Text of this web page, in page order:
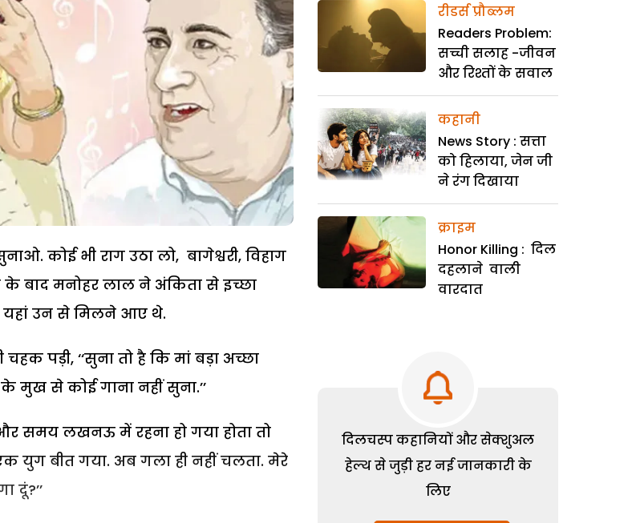
कोई भी राग उठा लो, बागेश्वरी, विहाग
बाद मनोहर लाल ने अंकिता से इच्छा
यहां उन से मिलने आए थे.
पड़ी, ‘‘सुना तो है कि मां बड़ा अच्छा
मुख से कोई गाना नहीं सुना.’’
समय लखनऊ में रहना हो गया होता तो
युग बीत गया. अब गला ही नहीं चलता. मेरे
दूं?’’
रीडर्स प्रौब्लम
Readers Problem:
सच्ची सलाह -जीवन
और रिश्तों के सवाल
कहानी
News Story : सत्ता
को हिलाया, जेन जी
ने रंग दिखाया
क्राइम
Honor Killing : दिल
दहलाने वाली
वारदात
दिलचस्प कहानियों और सेक्शुअल
हेल्थ से जुड़ी हर नई जानकारी के
लिए